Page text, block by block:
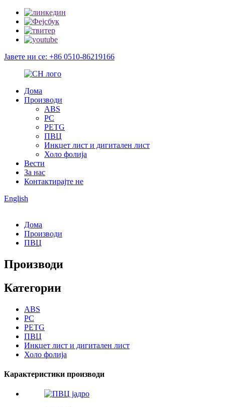
Јавете ни се: +86 0510-86219166
Дома
Производи
ABS
PC
PETG
ПВЦ
Инкџет лист и дигитален лист
Холо фолија
Вести
За нас
Контактирајте не
English
Дома
Производи
ПВЦ
Производи
Категории
ABS
PC
PETG
ПВЦ
Инкџет лист и дигитален лист
Холо фолија
Карактеристики производи